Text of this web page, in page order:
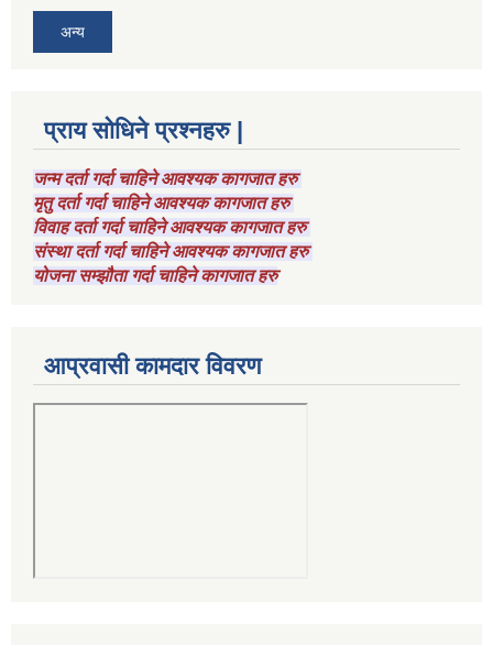
अन्य
प्राय सोधिने प्रश्नहरु |
जन्म दर्ता गर्दा चाहिने आवश्यक कागजात हरु
मृतु दर्ता गर्दा चाहिने आवश्यक कागजात हरु
विवाह दर्ता गर्दा चाहिने आवश्यक कागजात हरु
संस्था दर्ता गर्दा चाहिने आवश्यक कागजात हरु
योजना सम्झौता गर्दा चाहिने कागजात हरु
आप्रवासी कामदार विवरण